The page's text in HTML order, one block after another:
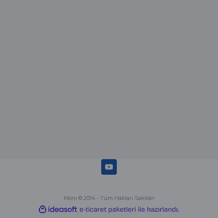
Moni © 2014 - Tüm Hakları Saklıdır
ideasoft
e-